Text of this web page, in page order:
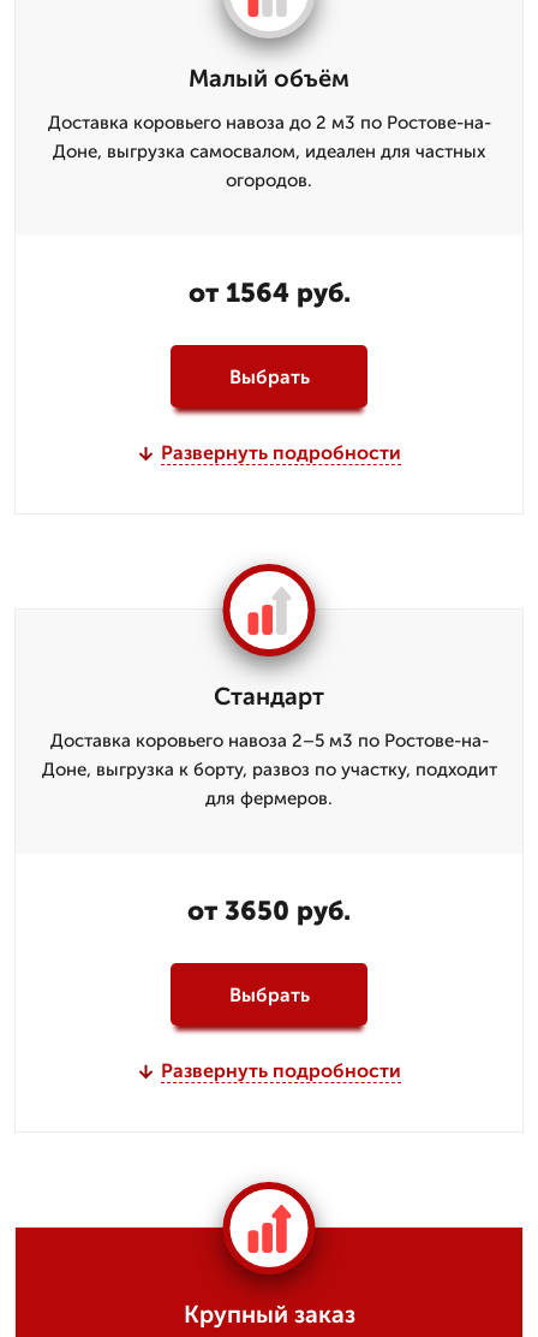
Малый объём
Доставка коровьего навоза до 2 м3 по Ростове-на-
Доне, выгрузка самосвалом, идеален для частных
огородов.
от 1564 руб.
Выбрать
Развернуть подробности
Стандарт
Доставка коровьего навоза 2–5 м3 по Ростове-на-
Доне, выгрузка к борту, развоз по участку, подходит
для фермеров.
от 3650 руб.
Выбрать
Развернуть подробности
Крупный заказ